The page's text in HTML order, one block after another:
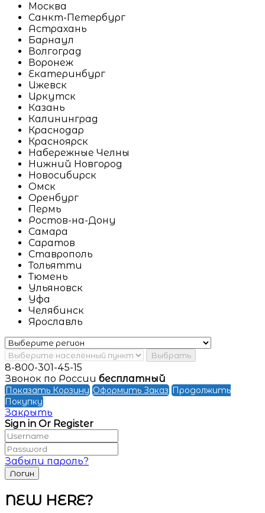
Москва
Санкт-Петербург
Астрахань
Барнаул
Волгоград
Воронеж
Екатеринбург
Ижевск
Иркутск
Казань
Калининград
Краснодар
Красноярск
Набережные Челны
Нижний Новгород
Новосибирск
Омск
Оренбург
Пермь
Ростов-на-Дону
Самара
Саратов
Ставрополь
Тольятти
Тюмень
Ульяновск
Уфа
Челябинск
Ярославль
Выбрать
8-800-301-45-15
Звонок по России бесплатный
Показать Корзину Оформить Заказ Продолжить
Покупку
Закрыть
Sign in Or Register
Забыли пароль?
NEW HERE?